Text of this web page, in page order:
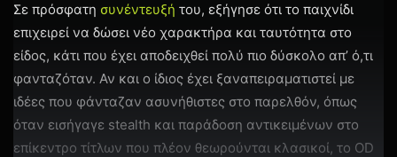
Σε πρόσφατη συνέντευξή του, εξήγησε ότι το παιχνίδι
επιχειρεί να δώσει νέο χαρακτήρα και ταυτότητα στο
είδος, κάτι που έχει αποδειχθεί πολύ πιο δύσκολο απ’ ό,τι
φανταζόταν. Αν και ο ίδιος έχει ξαναπειραματιστεί με
ιδέες που φάνταζαν ασυνήθιστες στο παρελθόν, όπως
όταν εισήγαγε stealth και παράδοση αντικειμένων στο
επίκεντρο τίτλων που πλέον θεωρούνται κλασικοί, το OD